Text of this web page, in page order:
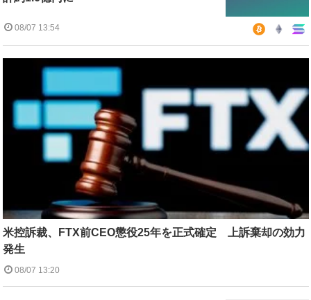
08/07 13:54
米控訴裁、FTX前CEO懲役25年を正式確定 上訴棄却の効力
発生
08/07 13:20